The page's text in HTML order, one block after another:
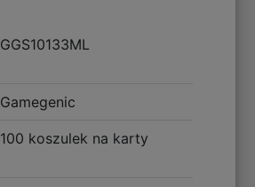
GGS10133ML
Gamegenic
100 koszulek na karty